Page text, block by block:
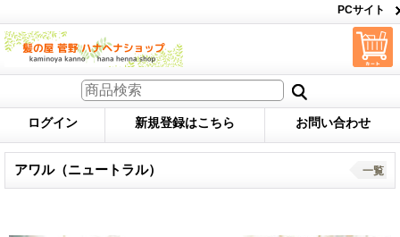
PCサイト
ログイン 新規登録はこちら お問い合わせ
アワル（ニュートラル） 一覧